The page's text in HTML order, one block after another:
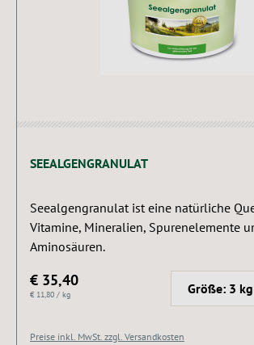
SEEALGENGRANULAT
Seealgengranulat ist eine natürliche
Vitamine, Mineralien, Spurenelemente
Aminosäuren.
€ 35,40
€ 11,80 / kg
Preise inkl. MwSt. zzgl. Versandkosten